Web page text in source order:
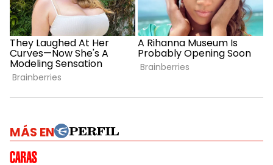
MÁS EN